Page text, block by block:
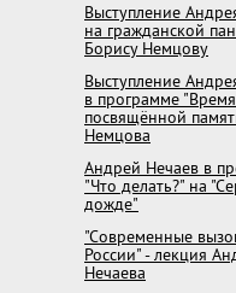
Выступление
на гражданской
Борису Немцову
Выступление
в программе
посвящённой
Немцова
Андрей Нечаев в
"Что делать?" на
дожде"
"Современные
России" - лекция
Нечаева